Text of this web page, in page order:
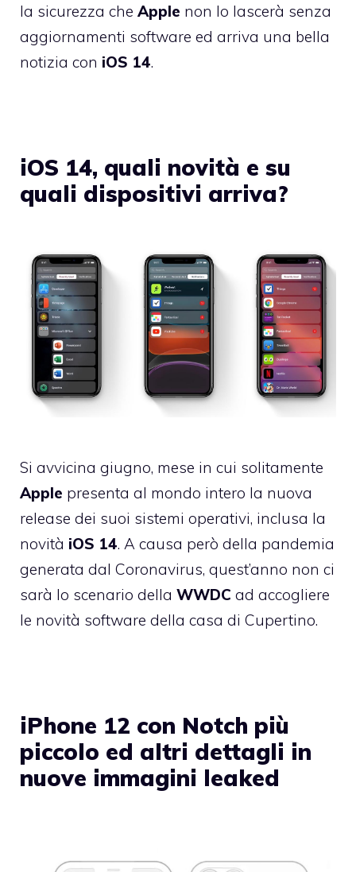
la sicurezza che Apple non lo lascerà senza
aggiornamenti software ed arriva una bella
notizia con iOS 14.
iOS 14, quali novità e su
quali dispositivi arriva?
Si avvicina giugno, mese in cui solitamente
Apple presenta al mondo intero la nuova
release dei suoi sistemi operativi, inclusa la
novità iOS 14. A causa però della pandemia
generata dal Coronavirus, quest’anno non ci
sarà lo scenario della WWDC ad accogliere
le novità software della casa di Cupertino.
iPhone 12 con Notch più
piccolo ed altri dettagli in
nuove immagini leaked